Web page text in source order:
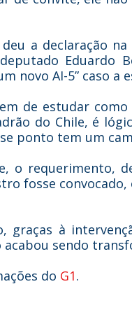
a declaração
Eduardo
novo AI-5” caso
de estudar
do Chile, é
ponto tem um
o requerimento,
fosse
graças à
acabou sendo
do G1.